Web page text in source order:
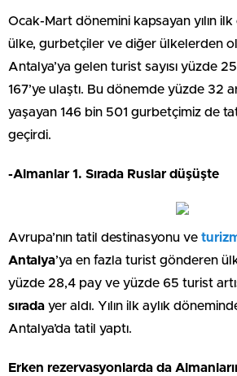
Ocak-Mart dönemini kapsayan yılın
ülke, gurbetçiler ve diğer ülkelerden
Antalya’ya gelen turist sayısı yüzde
167’ye ulaştı. Bu dönemde yüzde 32
yaşayan 146 bin 501 gurbetçimiz de
geçirdi.
-Almanlar 1. Sırada Ruslar düşüşte
Avrupa’nın tatil destinasyonu ve
Antalya’ya en fazla turist gönderen
yüzde 28,4 pay ve yüzde 65 turist
sırada yer aldı. Yılın ilk aylık
Antalya’da tatil yaptı.
Erken rezervasyonlarda da